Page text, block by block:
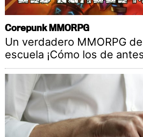
Corepunk MMORPG
Un verdadero MMORPG
escuela ¡Cómo los de